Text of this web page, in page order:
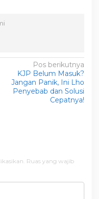
Pos berikutnya
KJP Belum Masuk?
Jangan Panik, Ini Lho
Penyebab dan Solusi
Cepatnya!
Ruas yang wajib